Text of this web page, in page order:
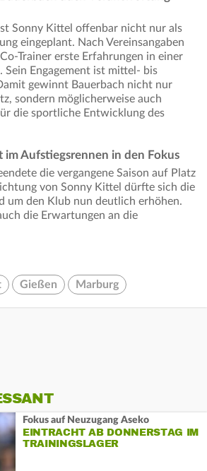
Sonny Kittel offenbar nicht nur als
eingeplant. Nach Vereinsangaben
Trainer erste Erfahrungen in einer
Sein Engagement ist mittel- bis
gewinnt Bauerbach nicht nur
sondern möglicherweise auch
die sportliche Entwicklung des
im Aufstiegsrennen in den Fokus
die vergangene Saison auf Platz
von Sonny Kittel dürfte sich die
um den Klub nun deutlich erhöhen.
die Erwartungen an die
Gießen Marburg
Fokus auf Neuzugang Aseko
EINTRACHT AB DONNERSTAG IM
TRAININGSLAGER